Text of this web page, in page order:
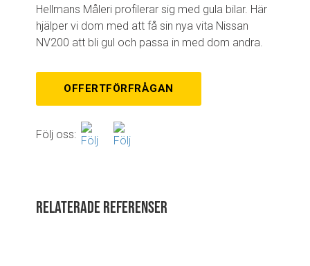
Hellmans Måleri profilerar sig med gula bilar. Här
hjälper vi dom med att få sin nya vita Nissan
NV200 att bli gul och passa in med dom andra.
OFFERTFÖRFRÅGAN
Följ oss:
Relaterade referenser